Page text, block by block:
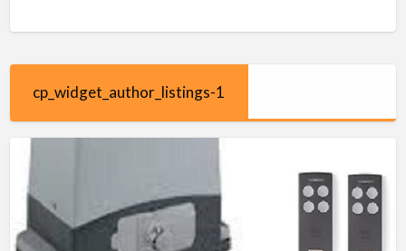
cp_widget_author_listings-1
SLACE
–